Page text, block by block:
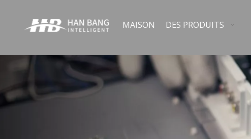
MAISON DES PRODUITS